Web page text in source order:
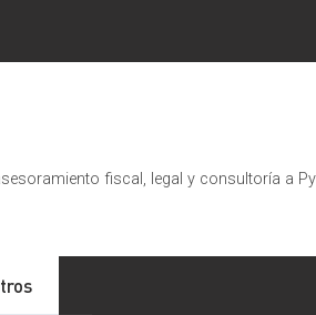
fiscal, legal y consultoría a